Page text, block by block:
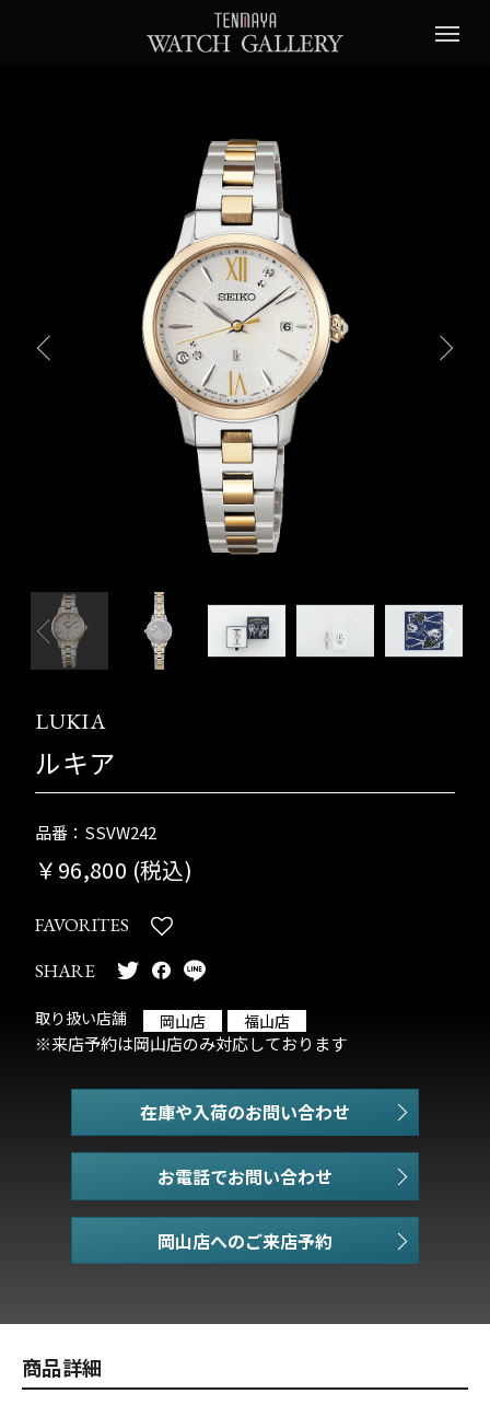
LUKIA
ルキア
品番：SSVW242
￥96,800 (税込)
FAVORITES
SHARE
取り扱い店舗 岡山店 福山店
※来店予約は岡山店のみ対応しております
在庫や入荷のお問い合わせ
お電話でお問い合わせ
商品詳細